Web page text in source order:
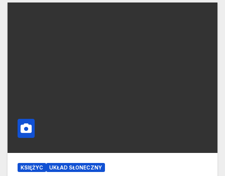
KSIĘŻYC UKŁAD SŁONECZNY